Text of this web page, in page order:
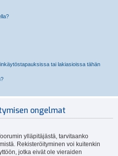
tai lakiasioissa tähän
ongelmat
ylläpitäjästä, tarvitaanko
Rekisteröityminen voi kuitenkin
jotka eivät ole vieraiden